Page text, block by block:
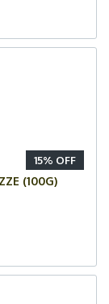
15% OFF
(100G)